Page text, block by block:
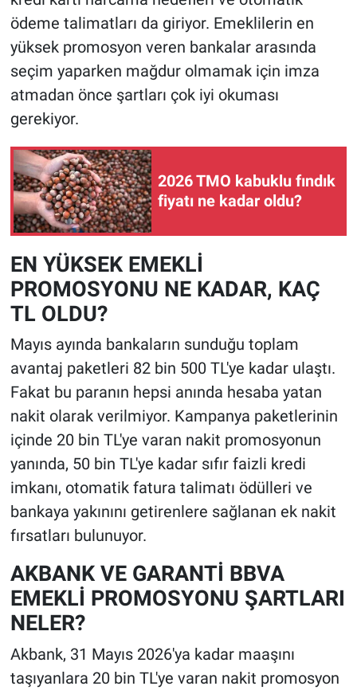
ödeme talimatları da giriyor. Emeklilerin en
yüksek promosyon veren bankalar arasında
seçim yaparken mağdur olmamak için imza
atmadan önce şartları çok iyi okuması
gerekiyor.
2026 TMO kabuklu fındık
fiyatı ne kadar oldu?
EN YÜKSEK EMEKLİ
PROMOSYONU NE KADAR, KAÇ
TL OLDU?
Mayıs ayında bankaların sunduğu toplam
avantaj paketleri 82 bin 500 TL'ye kadar ulaştı.
Fakat bu paranın hepsi anında hesaba yatan
nakit olarak verilmiyor. Kampanya paketlerinin
içinde 20 bin TL'ye varan nakit promosyonun
yanında, 50 bin TL'ye kadar sıfır faizli kredi
imkanı, otomatik fatura talimatı ödülleri ve
bankaya yakınını getirenlere sağlanan ek nakit
fırsatları bulunuyor.
AKBANK VE GARANTİ BBVA
EMEKLİ PROMOSYONU ŞARTLARI
NELER?
Akbank, 31 Mayıs 2026'ya kadar maaşını
taşıyanlara 20 bin TL'ye varan nakit promosyon